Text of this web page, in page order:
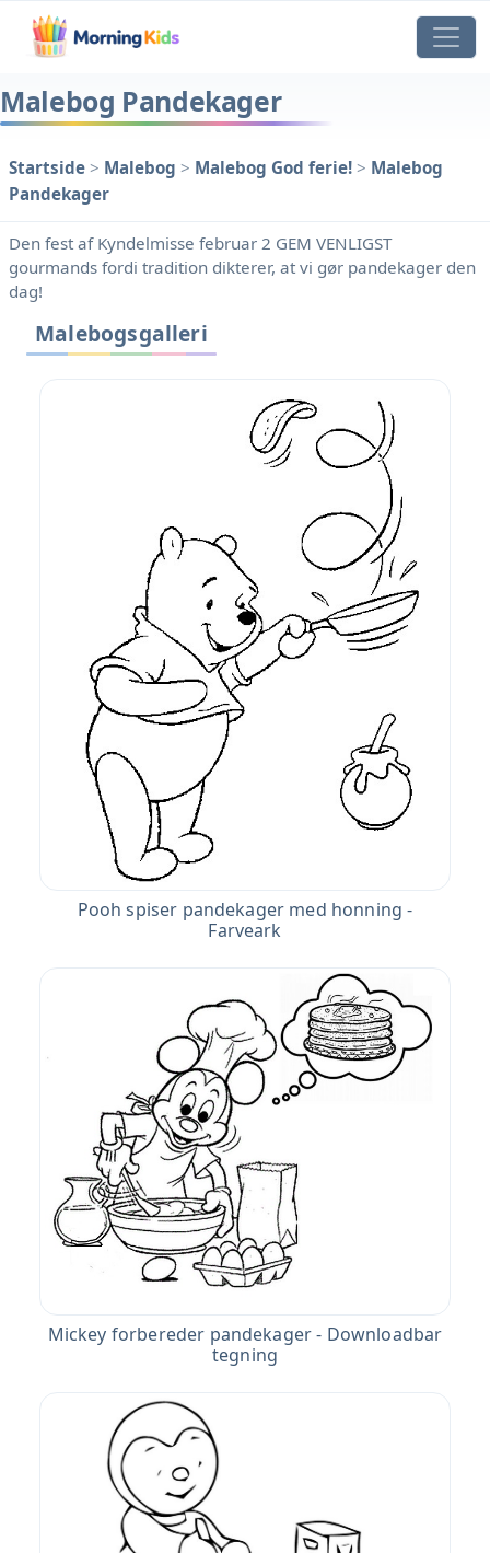
Malebog Pandekager
Startside > Malebog > Malebog God ferie! > Malebog
Pandekager
Den fest af Kyndelmisse februar 2 GEM VENLIGST
gourmands fordi tradition dikterer, at vi gør pandekager den
dag!
Malebogsgalleri
Pooh spiser pandekager med honning -
Farveark
Mickey forbereder pandekager - Downloadbar
tegning